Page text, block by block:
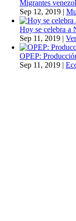
Migrantes
Sep 12, 2019 |
Hoy se celebra a
Sep 11, 2019 |
OPEP:
Sep 11, 2019 |